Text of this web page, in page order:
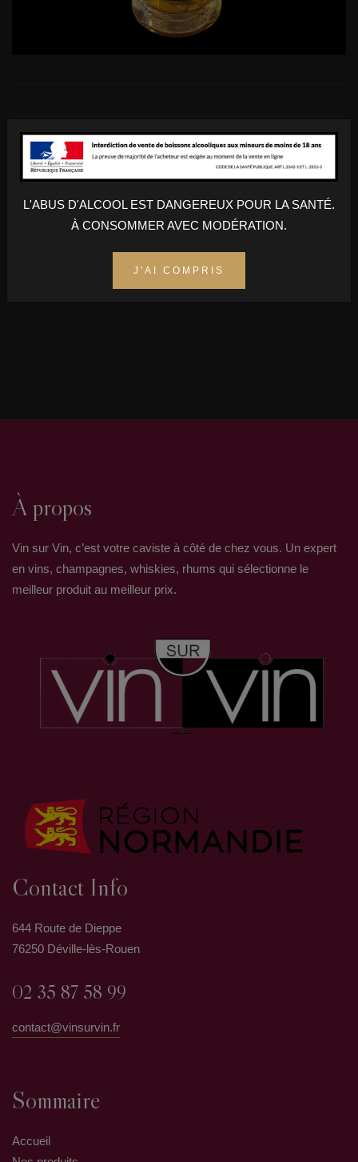
Nez : caramel, toffee, fruits jaunes. Bouche : boisée et épicée,
notes de vanlle et de noix. Finale : riche et généreuse.
L'ABUS D'ALCOOL EST DANGEREUX POUR LA SANTÉ.
À CONSOMMER AVEC MODÉRATION.
J'AI COMPRIS
À propos
Vin sur Vin, c’est votre caviste à côté de chez vous. Un expert
en vins, champagnes, whiskies, rhums qui sélectionne le
meilleur produit au meilleur prix.
Contact Info
644 Route de Dieppe
76250 Déville-lès-Rouen
02 35 87 58 99
contact@vinsurvin.fr
Sommaire
Accueil